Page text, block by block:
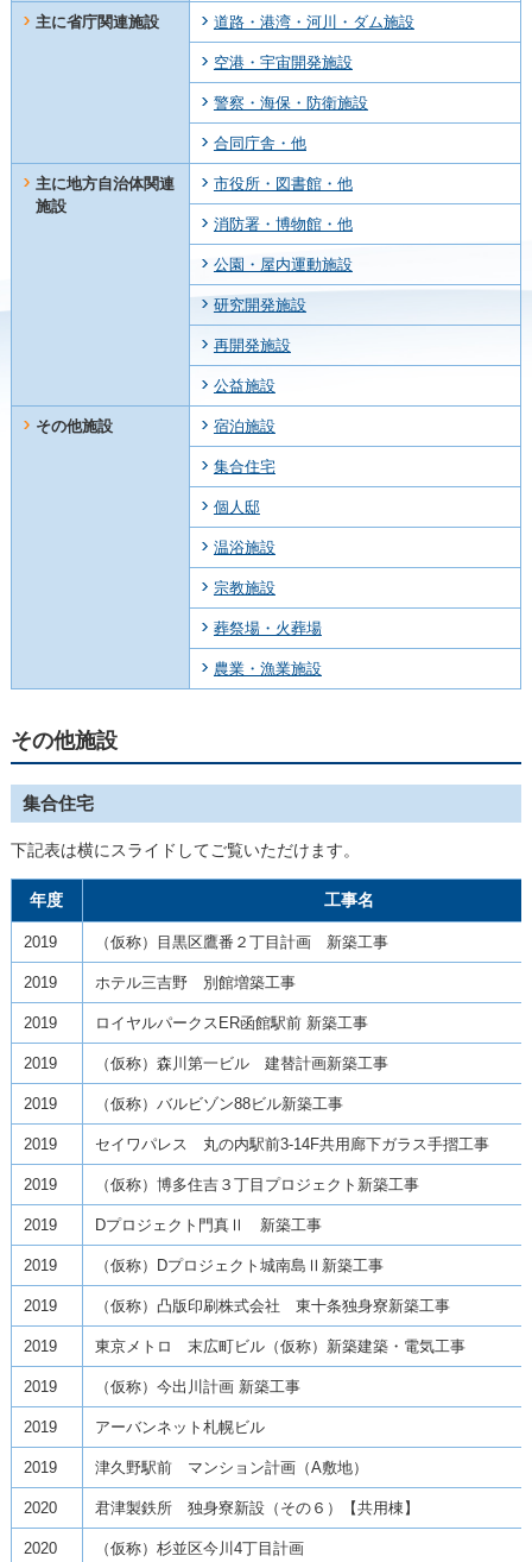
主に省庁関連施設 道路・港湾・河川・ダム施設
空港・宇宙開発施設
警察・海保・防衛施設
合同庁舎・他
主に地方自治体関連
施設
市役所・図書館・他
消防署・博物館・他
公園・屋内運動施設
研究開発施設
再開発施設
公益施設
その他施設 宿泊施設
集合住宅
個人邸
温浴施設
宗教施設
葬祭場・火葬場
農業・漁業施設
その他施設
集合住宅
下記表は横にスライドしてご覧いただけます。
年度 工事名
2019 （仮称）目黒区鷹番２丁目計画 新築工事
2019 ホテル三吉野 別館増築工事
2019 ロイヤルパークスER函館駅前 新築工事
2019 （仮称）森川第一ビル 建替計画新築工事
2019 （仮称）バルビゾン88ビル新築工事
2019 セイワパレス 丸の内駅前3-14F共用廊下ガラス手摺工事
2019 （仮称）博多住吉３丁目プロジェクト新築工事
2019 Dプロジェクト門真Ⅱ 新築工事
2019 （仮称）Dプロジェクト城南島Ⅱ新築工事
2019 （仮称）凸版印刷株式会社 東十条独身寮新築工事
2019 東京メトロ 末広町ビル（仮称）新築建築・電気工事
2019 （仮称）今出川計画 新築工事
2019 アーバンネット札幌ビル
2019 津久野駅前 マンション計画（A敷地）
2020 君津製鉄所 独身寮新設（その６）【共用棟】
2020 （仮称）杉並区今川4丁目計画